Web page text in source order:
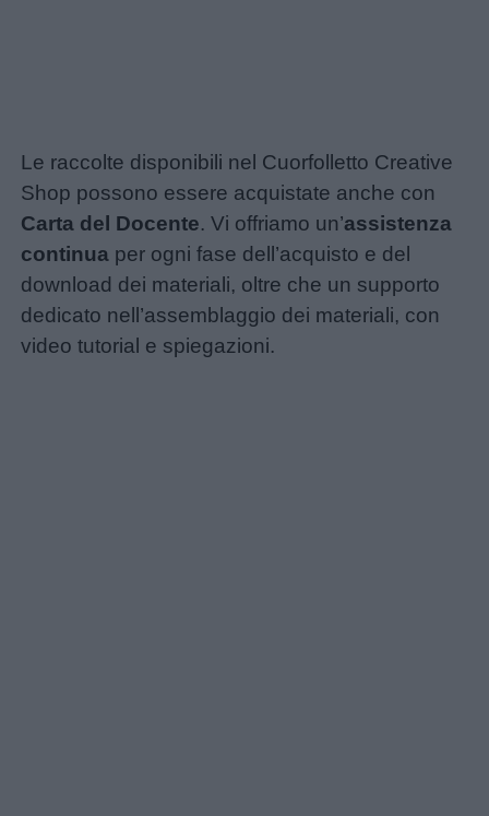
Le raccolte disponibili nel Cuorfolletto Creative
Shop possono essere acquistate anche con
Carta del Docente. Vi offriamo un’assistenza
continua per ogni fase dell’acquisto e del
download dei materiali, oltre che un supporto
dedicato nell’assemblaggio dei materiali, con
video tutorial e spiegazioni.